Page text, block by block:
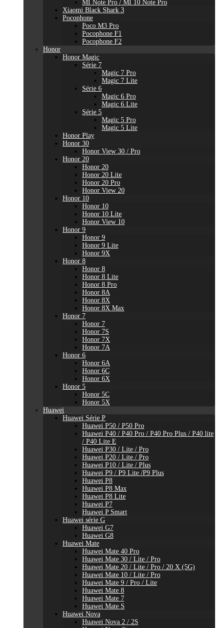
MI Note Pro / MI 10 Note Pro
Xiaomi Black Shark 3
Pocophone
Poco M3 Pro
Pocophone F1
Pocophone F2
Honor
Honor Magic
Série 7
Magic 7 Pro
Magic 7 Lite
Série 6
Magic 6 Pro
Magic 6 Lite
Série 5
Magic 5 Pro
Magic 5 Lite
Honor Play
Honor 30
Honor View 30 / Pro
Honor 20
Honor 20
Honor 20 Lite
Honor 20 Pro
Honor View 20
Honor 10
Honor 10
Honor 10 Lite
Honor View 10
Honor 9
Honor 9
Honor 9 Lite
Honor 9X
Honor 8
Honor 8
Honor 8 Lite
Honor 8 Pro
Honor 8A
Honor 8X
Honor 8X Max
Honor 7
Honor 7
Honor 7S
Honor 7X
Honor 7A
Honor 6
Honor 6A
Honor 6C
Honor 6X
Honor 5
Honor 5C
Honor 5X
Huawei
Huawei Série P
Huawei P50 / P50 Pro
Huawei P40 / P40 Pro / P40 Pro Plus / P40 lite
/ P40 Lite E
Huawei P30 / Lite / Pro
Huawei P20 / Lite / Pro
Huawei P10 / Lite / Plus
Huawei P9 / P9 Lite /P9 Plus
Huawei P8
Huawei P8 Max
Huawei P8 Lite
Huawei P7
Huawei P Smart
Huawei série G
Huawei G7
Huawei G8
Huawei Mate
Huawei Mate 40 Pro
Huawei Mate 30 / Lite / Pro
Huawei Mate 20 / Lite / Pro / 20 X (5G)
Huawei Mate 10 / Lite / Pro
Huawei Mate 9 / Pro / Lite
Huawei Mate 8
Huawei Mate 7
Huawei Mate S
Huawei Nova
Huawei Nova 2 / 2S